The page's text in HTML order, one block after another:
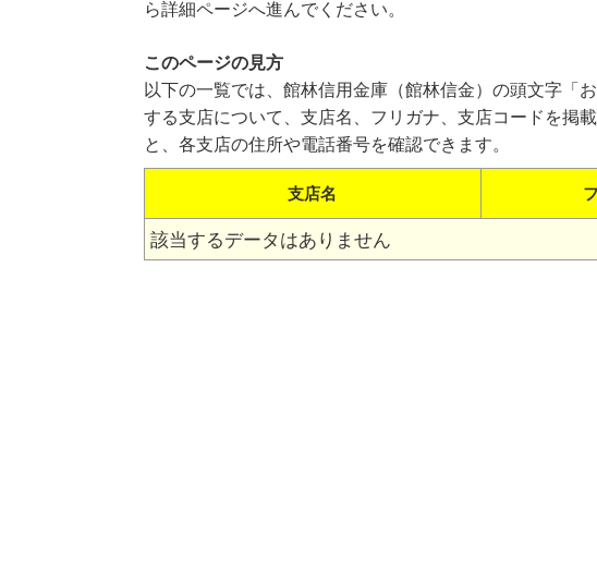
ら詳細ページへ進んでください。
このページの見方
以下の一覧では、館林信用金庫（館林信金）の頭文字「
する支店について、支店名、フリガナ、支店コードを掲
と、各支店の住所や電話番号を確認できます。
支店名
該当するデータはありません